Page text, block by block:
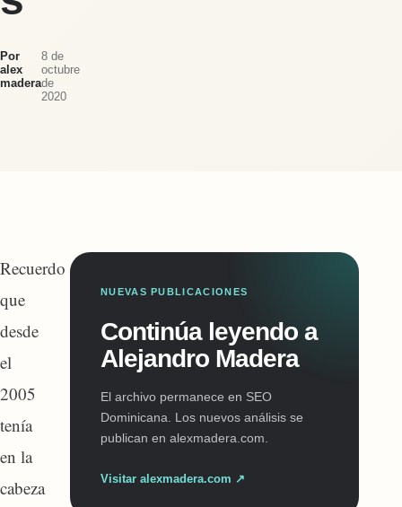
Por
alex
madera
8 de
octubre
de
2020
Recuerdo
que
desde
el
2005
tenía
en la
cabeza
NUEVAS PUBLICACIONES
Continúa leyendo a
Alejandro Madera
El archivo permanece en SEO
Dominicana. Los nuevos análisis se
publican en alexmadera.com.
Visitar alexmadera.com ↗